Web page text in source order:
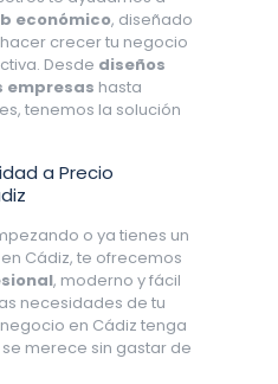
económico, diseñado
crecer tu negocio
Desde diseños
empresas hasta
tenemos la solución
a Precio
o ya tienes un
Cádiz, te ofrecemos
, moderno y fácil
necesidades de tu
en Cádiz tenga
merece sin gastar de